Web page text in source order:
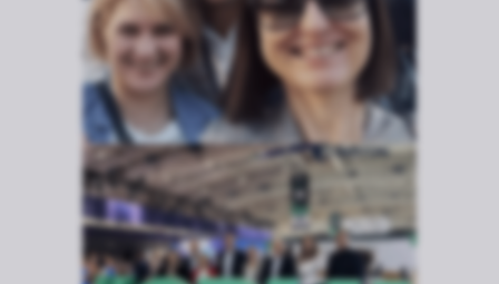
Rozwiń
Niezbędne
Zawsze
aktywne
Preferencje
Nieaktywne
Analityka Nieaktywne
Marketing Nieaktywne